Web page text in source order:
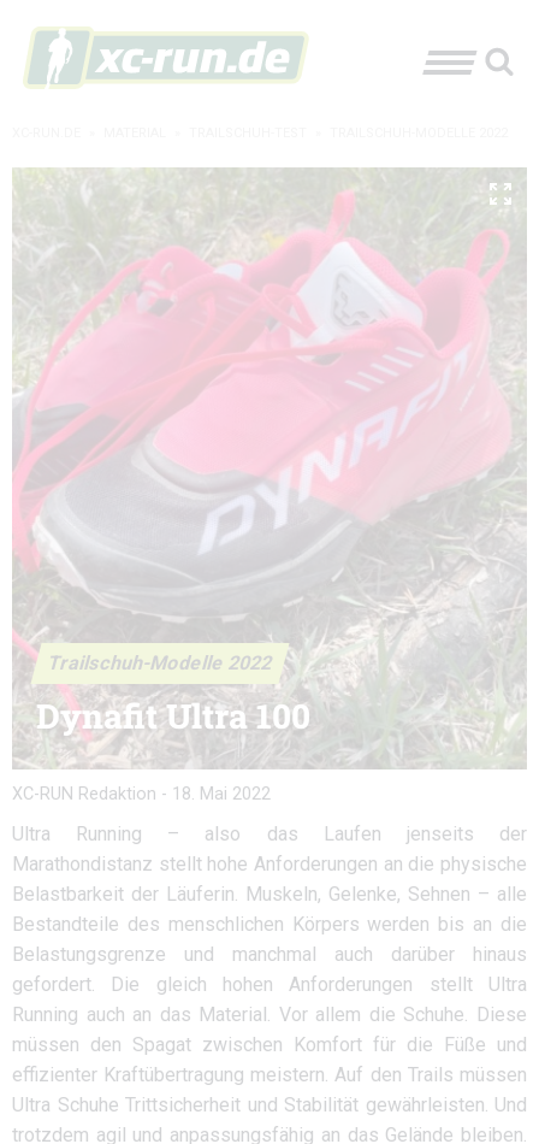
Trailschuh-Modelle 2022
Dynafit Ultra 100
XC-RUN Redaktion - 18. Mai 2022
Ultra Running – also das Laufen jenseits der
Marathondistanz stellt hohe Anforderungen an die physische
Belastbarkeit der Läuferin. Muskeln, Gelenke, Sehnen – alle
Bestandteile des menschlichen Körpers werden bis an die
Belastungsgrenze und manchmal auch darüber hinaus
gefordert. Die gleich hohen Anforderungen stellt Ultra
Running auch an das Material. Vor allem die Schuhe. Diese
müssen den Spagat zwischen Komfort für die Füße und
effizienter Kraftübertragung meistern. Auf den Trails müssen
Ultra Schuhe Trittsicherheit und Stabilität gewährleisten. Und
trotzdem agil und anpassungsfähig an das Gelände bleiben.